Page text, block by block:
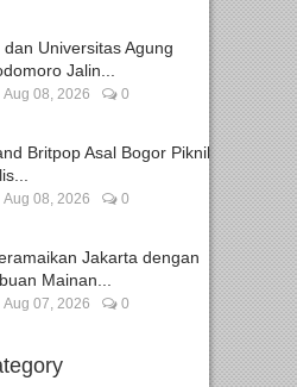
dan Universitas Agung
Jalin...
Aug 08, 2026 0
Britpop Asal Bogor Piknik
Aug 08, 2026 0
Jakarta dengan
Mainan...
Aug 07, 2026 0